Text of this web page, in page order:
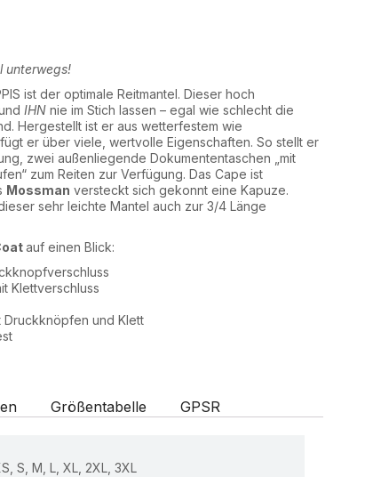
unterwegs!
ist der optimale Reitmantel. Dieser hoch
IHN nie im Stich lassen – egal wie schlecht die
Hergestellt ist er aus wetterfestem wie
er über viele, wertvolle Eigenschaften. So stellt er
zwei außenliegende Dokumententaschen „mit
zum Reiten zur Verfügung. Das Cape ist
Mossman versteckt sich gekonnt eine Kapuze.
sehr leichte Mantel auch zur 3/4 Länge
auf einen Blick:
Klettverschluss
Druckknöpfen und Klett
Größentabelle GPSR
S, M, L, XL, 2XL, 3XL